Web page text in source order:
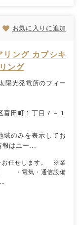
お気に入りに追加
ング カブシキ
ング
陽光発電所のフィー
富田町１丁目７－１
域のみを表示してお
はエー...
お任せします。 ※業
・電気・通信設備